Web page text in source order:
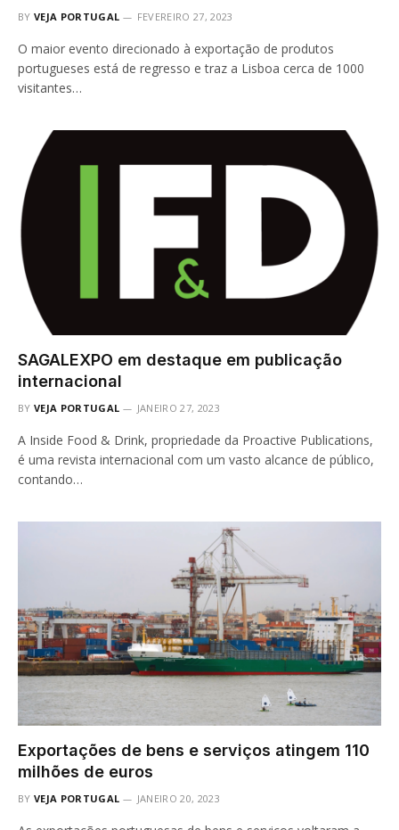
BY VEJA PORTUGAL FEVEREIRO 27, 2023
O maior evento direcionado à exportação de produtos
portugueses está de regresso e traz a Lisboa cerca de 1000
visitantes…
SAGALEXPO em destaque em publicação
internacional
BY VEJA PORTUGAL JANEIRO 27, 2023
A Inside Food & Drink, propriedade da Proactive Publications,
é uma revista internacional com um vasto alcance de público,
contando…
Exportações de bens e serviços atingem 110
milhões de euros
BY VEJA PORTUGAL JANEIRO 20, 2023